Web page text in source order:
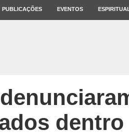
PUBLICAÇÕES EVENTOS